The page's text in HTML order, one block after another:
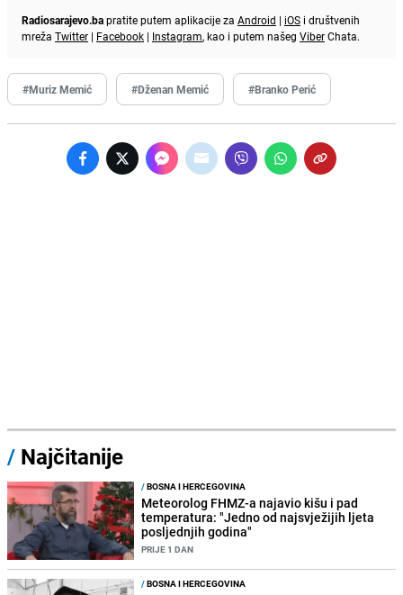
Radiosarajevo.bapratite putem aplikacije za Android | iOS i društvenih
mreža Twitter | Facebook | Instagram, kao i putem našeg ViberChata.
#Muriz Memić #Dženan Memić #Branko Perić
/ Najčitanije
/BOSNA I HERCEGOVINA
Meteorolog FHMZ-a najavio kišu i pad
temperatura: "Jedno od najsvježijih ljeta
posljednjih godina"
PRIJE 1 DAN
/BOSNA I HERCEGOVINA